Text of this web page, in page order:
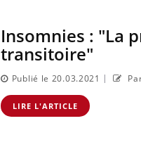
Insomnies : "La
transitoire"
Publié le 20.03.2021 |
LIRE L'ARTICLE